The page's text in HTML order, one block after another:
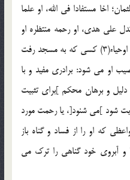
اخا مستفادا فی الله، او علما
علی هدی، او رحمه منتظره او
کلمه ترده عن ردی، او یترک ذنبا خشیه اوحیاء(3) کسی که به مسجد رفت
او می شود: برادری مفید و با
دلیل و برهان محکم ]برای تثبیت
شود ]می شنود[، یا رحمت مورد
که او را از فساد و گناه باز
و آبروی خود گناهی را ترک می